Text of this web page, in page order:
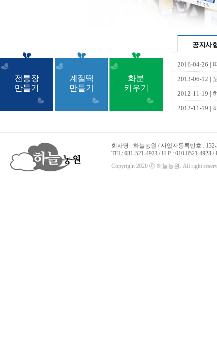
전통장
만들기
계절떡
만들기
화분
키우기
공지사
2016-04-26 |
2013-06-12 |
2012-11-19 |
2012-11-19 |
회사명 : 하늘농원 / 사업자등록번호 :
TEL: 031-521-4923 / H.P : 010-8521-4923 /
Copyright 2020 ⓒ 하늘농원. All right